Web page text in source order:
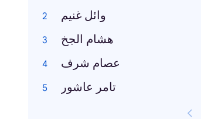
وائل غنيم
هشام الجخ
عصام شرف
تامر عاشور